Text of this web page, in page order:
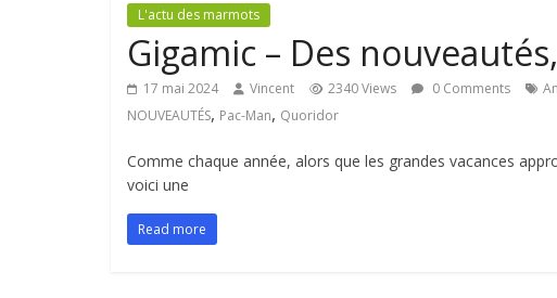
L'actu des marmots
Gigamic – Des
17 mai 2024 Vincent 2340 Views 0 Comments
NOUVEAUTÉS, Pac-Man, Quoridor
Comme chaque année, alors que les grandes vacances
voici une
Read more